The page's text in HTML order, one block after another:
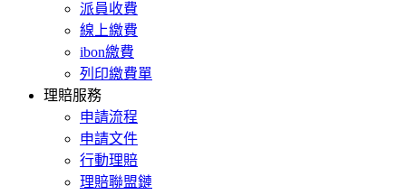
派員收費
線上繳費
ibon繳費
列印繳費單
理賠服務
申請流程
申請文件
行動理賠
理賠聯盟鏈